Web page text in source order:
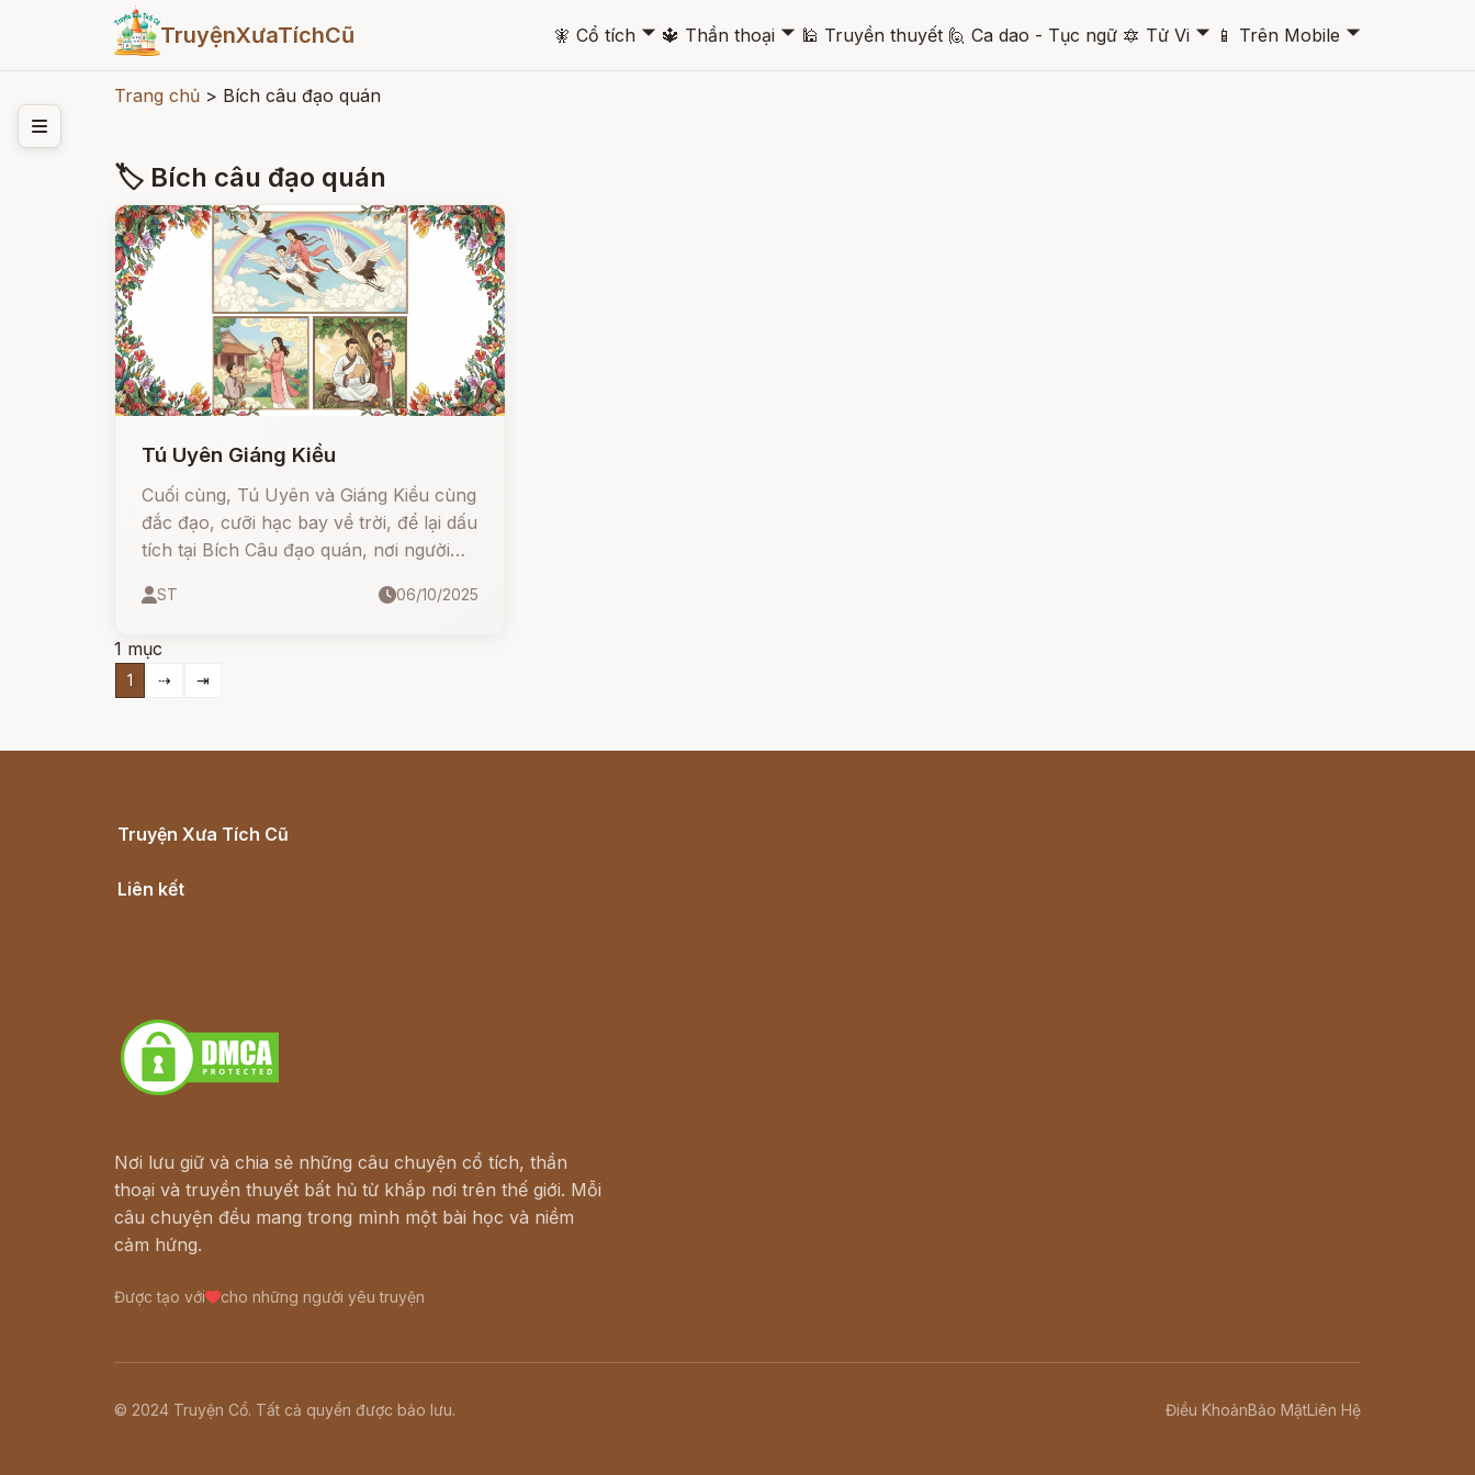
TruyệnXưaTíchCũ 🧚 Cổ tích 🞃 🔱 Thần thoại 🞃 🕌 Truyền thuyết 🙋 Ca dao - Tục ngữ 🔯 Tử Vi 🞃 📱 Trên Mobile 🞃
Trang chủ > Bích câu đạo quán
🏷 Bích câu đạo quán
Tú Uyên Giáng Kiều
Cuối cùng, Tú Uyên và Giáng Kiều cùng
đắc đạo, cưỡi hạc bay về trời, để lại dấu
tích tại Bích Câu đạo quán, nơi người
tiên giới ấy.
ST 06/10/2025
1 mục
1 ⇢ ⇥
Truyện Xưa Tích Cũ
Liên kết
Nơi lưu giữ và chia sẻ những câu chuyện cổ tích, thần
thoại và truyền thuyết bất hủ từ khắp nơi trên thế giới. Mỗi
câu chuyện đều mang trong mình một bài học và niềm
cảm hứng.
Được tạo với cho những người yêu truyện
© 2024 Truyện Cổ. Tất cả quyền được bảo lưu. Điều KhoảnBảo MậtLiên Hệ